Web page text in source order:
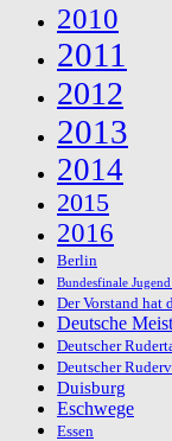
2010
2011
2012
2013
2014
2015
2016
Berlin
Bundesfinale
Der Vorstand hat
Deutsche
Deutscher
Deutscher
Duisburg
Eschwege
Essen